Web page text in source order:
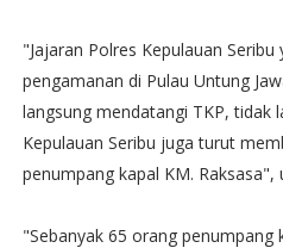
"Jajaran Polres Kepulauan
pengamanan di Pulau Untung
langsung mendatangi TKP, tidak
Kepulauan Seribu juga turut
penumpang kapal KM. Raksasa",
"Sebanyak 65 orang penumpang